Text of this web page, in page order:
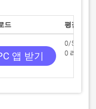
드 평점
앱 받기
0/5
0 리뷰